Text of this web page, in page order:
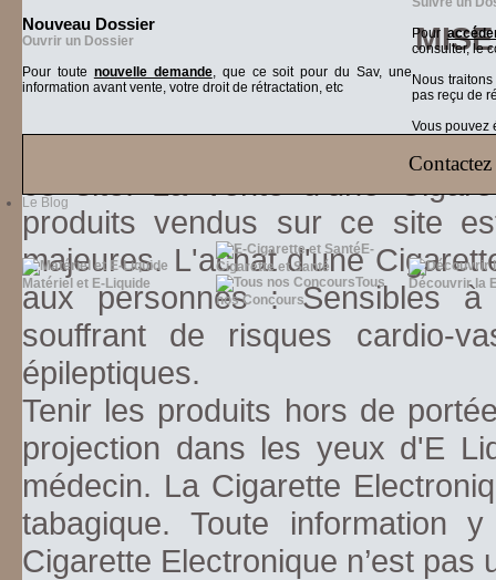
Nouveau Dossier
Ouvrir un Dossier
Pour toute nouvelle demande, que ce soit pour du Sav, une
information avant vente, votre droit de rétractation, etc
Pour
consulter, le
Nous
pas reçu de
Vous pouvez
Le Blog
Matériel et E-Liquide
E-
Cigarette et Santé
Tous
nos Concours
Découvrir la
Vous reconnaissez être âgé de
ce site. La vente d'une
produits vendus sur ce site
majeures. L'achat d'une
aux personnes : Sensibles
souffrant de risques cardio-
épileptiques.
Tenir les produits hors de
projection dans les yeux d'E
médecin. La Cigarette
tabagique. Toute information
Cigarette Electronique n’est pas